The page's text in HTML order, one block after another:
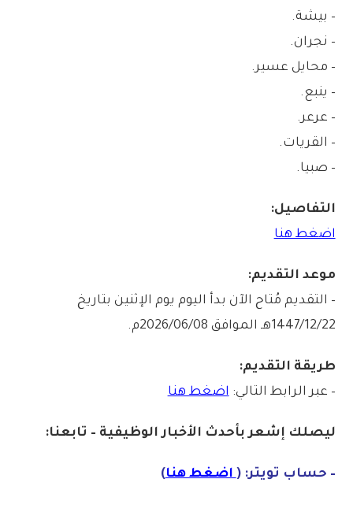
– بيشة.
– نجران.
– محايل عسير.
– ينبع.
– عرعر.
– القريات.
– صبيا.
التفاصيل:
اضغط هنا
موعد التقديم:
– التقديم مُتاح الآن بدأ اليوم يوم الإثنين بتاريخ
1447/12/22هـ الموافق 2026/06/08م.
طريقة التقديم:
– عبر الرابط التالي: اضغط هنا
ليصلك إشعربأحدث الأخبار الوظيفية – تابعنا:
– حساب تويتر: ( اضغط هنا)